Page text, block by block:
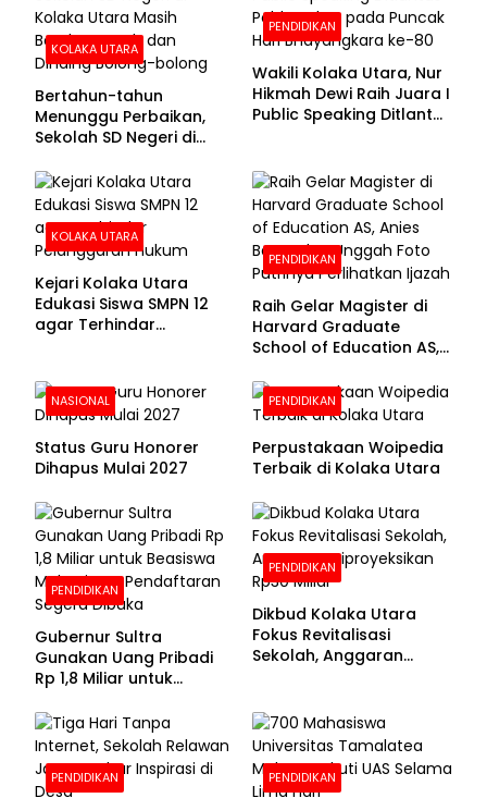
KOLAKA UTARA
Bertahun-tahun
Menunggu Perbaikan,
Sekolah SD Negeri di
Beralas Tanah dan
Dinding Bolong-bolong
PENDIDIKAN
Wakili Kolaka Utara, Nur
Hikmah Dewi Raih Juara I
Public Speaking Ditlantas
Bhayangkara ke-80
KOLAKA UTARA
Kejari Kolaka Utara
Edukasi Siswa SMPN 12
agar Terhindar
PENDIDIKAN
Raih Gelar Magister di
Harvard Graduate
School of Education AS,
Foto Putrinya Perlihatkan
Ijazah
NASIONAL
Status Guru Honorer
Dihapus Mulai 2027
PENDIDIKAN
Perpustakaan Woipedia
Terbaik di Kolaka Utara
PENDIDIKAN
Gubernur Sultra
Gunakan Uang Pribadi
Rp 1,8 Miliar untuk
Pendaftaran Segera
Dibuka
PENDIDIKAN
Dikbud Kolaka Utara
Fokus Revitalisasi
Sekolah, Anggaran
PENDIDIKAN PENDIDIKAN